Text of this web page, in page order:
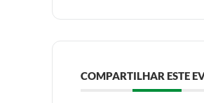
COMPARTILHAR ESTE